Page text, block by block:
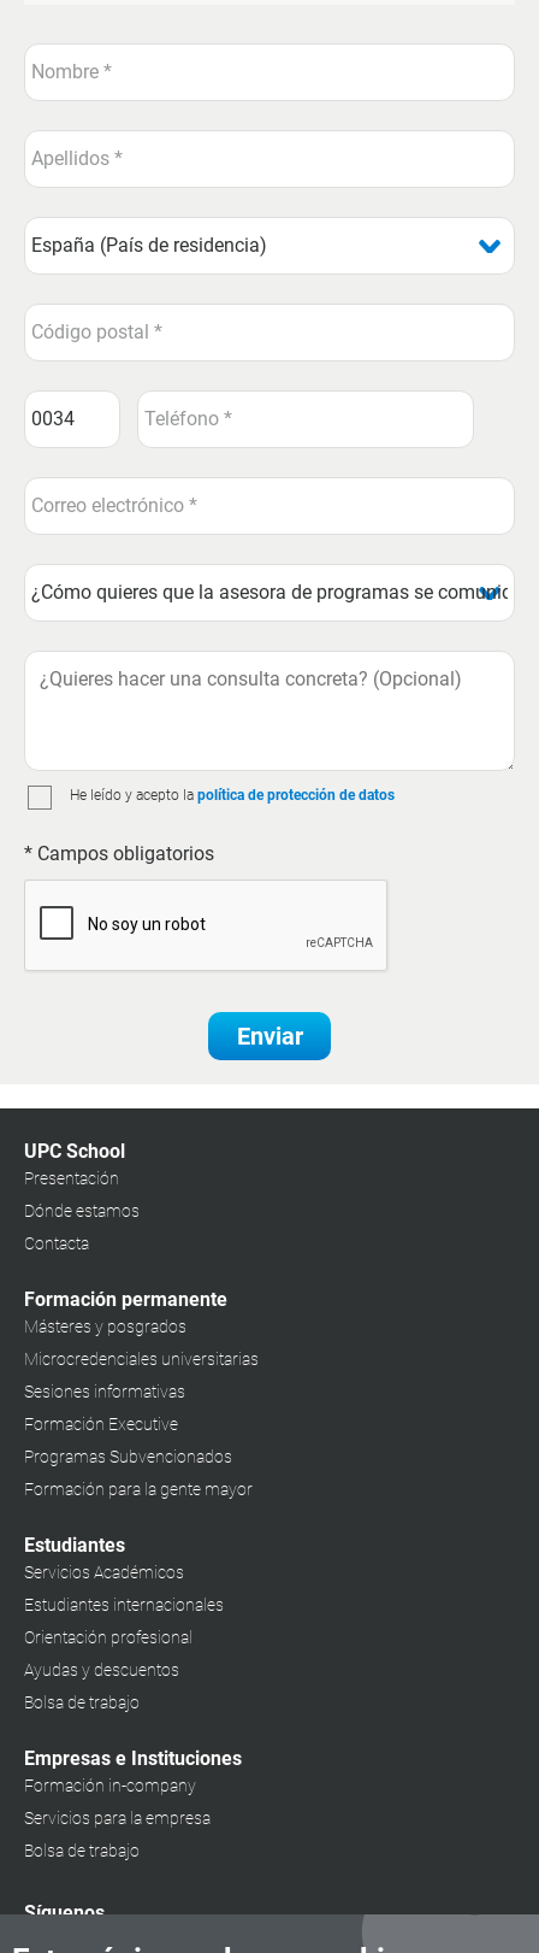
He leído y acepto la política de protección de datos
* Campos obligatorios
Enviar
UPC School
Presentación
Dónde estamos
Contacta
Formación permanente
Másteres y posgrados
Microcredenciales universitarias
Sesiones informativas
Formación Executive
Programas Subvencionados
Formación para la gente mayor
Estudiantes
Servicios Académicos
Estudiantes internacionales
Orientación profesional
Ayudas y descuentos
Bolsa de trabajo
Empresas e Instituciones
Formación in-company
Servicios para la empresa
Bolsa de trabajo
Síguenos